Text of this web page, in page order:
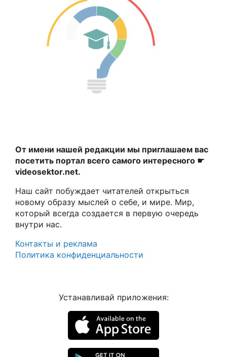
От имени нашей редакции мы приглашаем вас
посетить портал всего самого интересного ☛
videosektor.net.
Наш сайт побуждает читателей открыться
новому образу мыслей о себе, и мире. Мир,
который всегда создается в первую очередь
внутри нас.
Контакты и реклама
Политика конфиденциальности
Устанавливай приложения: